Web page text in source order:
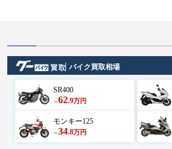
バイク買取相場
SR400
～62.9万円
モンキー125
～34.8万円